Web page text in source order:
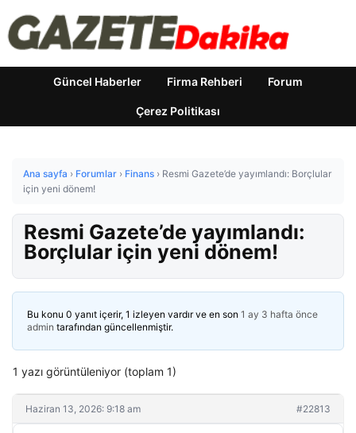
Güncel Haberler Firma Rehberi Forum
Çerez Politikası
Ana sayfa › Forumlar › Finans › Resmi Gazete’de yayımlandı: Borçlular
için yeni dönem!
Resmi Gazete’de yayımlandı:
Borçlular için yeni dönem!
Bu konu 0 yanıt içerir, 1 izleyen vardır ve en son 1 ay 3 hafta önce
admin tarafından güncellenmiştir.
1 yazı görüntüleniyor (toplam 1)
Haziran 13, 2026: 9:18 am #22813